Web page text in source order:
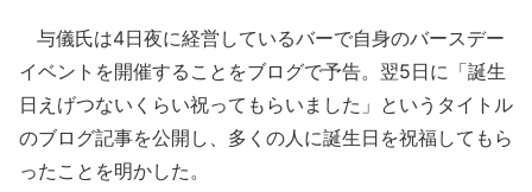
与儀氏は4日夜に経営しているバーで自身のバースデー
イベントを開催することをブログで予告。翌5日に「誕生
日えげつないくらい祝ってもらいました」というタイトル
のブログ記事を公開し、多くの人に誕生日を祝福してもら
ったことを明かした。